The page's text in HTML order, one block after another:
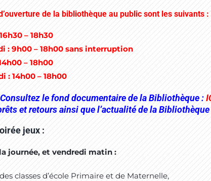
de la bibliothèque au public sont les suivants :
– 18h30
: 9h00 – 18h00 sans interruption
– 18h00
: 14h00 – 18h00
le fond documentaire de la Bibliothèque :
et retours ainsi que l’actualité de la Bibliothèque
jeux :
journée, et vendredi matin :
classes d’école Primaire et de Maternelle,